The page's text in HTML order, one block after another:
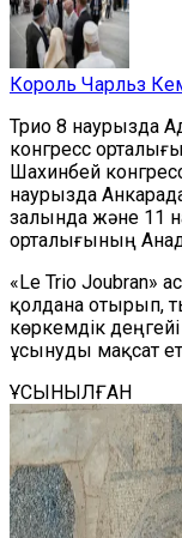
Король Чарльз
Трио 8 наурызда
конгресс
Шахинбей
наурызда
залында және 11
орталығының
«Le Trio Joubran»
қолдана отырып,
көркемдік
ұсынуды мақсат
ҰСЫНЫЛҒАН